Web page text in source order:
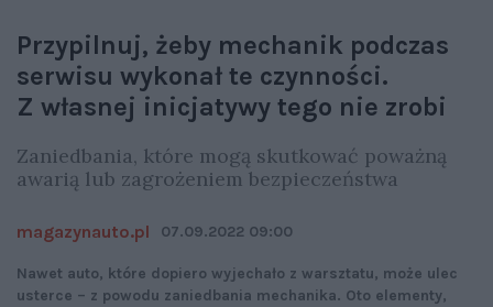
Przypilnuj, żeby mechanik podczas
serwisu wykonał te czynności.
Z własnej inicjatywy tego nie zrobi
Zaniedbania, które mogą skutkować poważną
awarią lub zagrożeniem bezpieczeństwa
magazynauto.pl 07.09.2022 09:00
Nawet auto, które dopiero wyjechało z warsztatu, może ulec
usterce – z powodu zaniedbania mechanika. Oto elementy,